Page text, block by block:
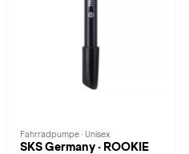
Fahrradpumpe · Unisex
SKS Germany · ROOKIE